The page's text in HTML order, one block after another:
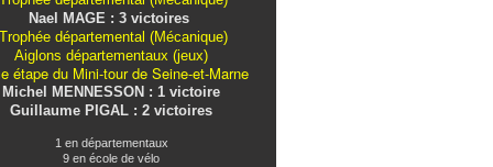
Nael MAGE : 3 victoires
Trophée départemental (Mécanique)
Aiglons départementaux (jeux)
étape du Mini-tour de Seine-et-Marne
Michel MENNESSON : 1 victoire
Guillaume PIGAL : 2 victoires
1 en départementaux
9 en école de vélo